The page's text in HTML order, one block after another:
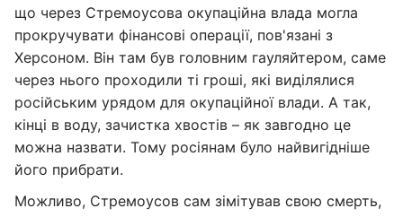
що через Стремоусова окупаційна влада могла
прокручувати фінансові операції, пов'язані з
Херсоном. Він там був головним гауляйтером, саме
через нього проходили ті гроші, які виділялися
російським урядом для окупаційної влади. А так,
кінці в воду, зачистка хвостів – як завгодно це
можна назвати. Тому росіянам було найвигідніше
його прибрати.
Можливо, Стремоусов сам зімітував свою смерть,